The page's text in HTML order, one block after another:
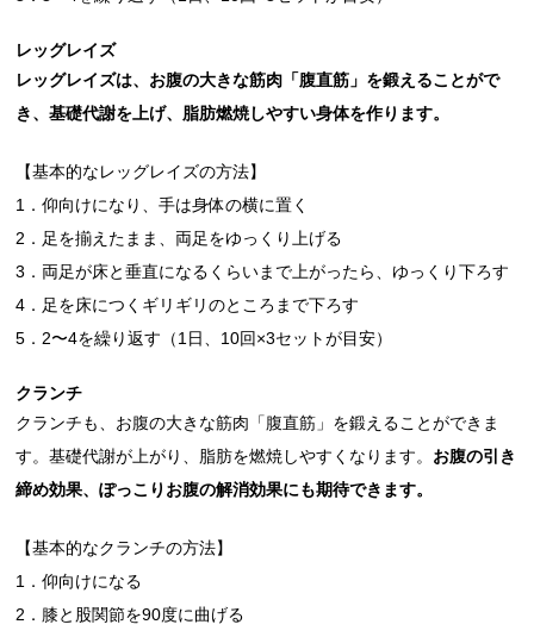
レッグレイズ
レッグレイズは、お腹の大きな筋肉「腹直筋」を鍛えることがで
き、基礎代謝を上げ、脂肪燃焼しやすい身体を作ります。
【基本的なレッグレイズの方法】
1．仰向けになり、手は身体の横に置く
2．足を揃えたまま、両足をゆっくり上げる
3．両足が床と垂直になるくらいまで上がったら、ゆっくり下ろす
4．足を床につくギリギリのところまで下ろす
5．2〜4を繰り返す（1日、10回×3セットが目安）
クランチ
クランチも、お腹の大きな筋肉「腹直筋」を鍛えることができま
す。基礎代謝が上がり、脂肪を燃焼しやすくなります。 お腹の引き
締め効果、ぽっこりお腹の解消効果にも期待できます。
【基本的なクランチの方法】
1．仰向けになる
2．膝と股関節を90度に曲げる